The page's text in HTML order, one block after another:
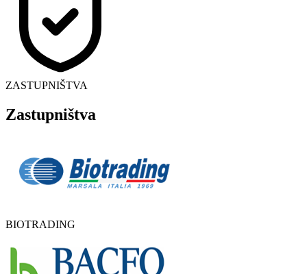
ZASTUPNIŠTVA
Zastupništva
BIOTRADING